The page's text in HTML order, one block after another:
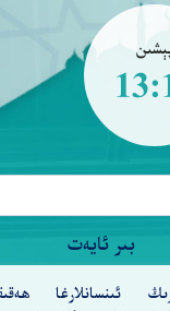
بىر ئايەت
ئىنسانلارغا
رَبِّهِۦٓ أَنْ
بِهَا مِنَ